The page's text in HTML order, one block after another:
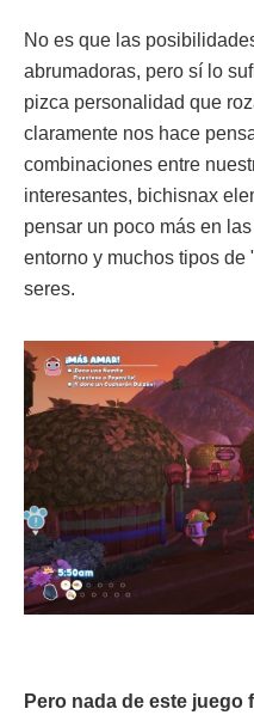
No es que las
abrumadoras, pero sí lo
pizca personalidad que
claramente nos hace
combinaciones entre
interesantes, bichisnax
pensar un poco más en
entorno y muchos tipos de
seres.
Pero nada de este